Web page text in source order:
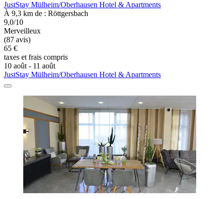
JustStay Mülheim/Oberhausen Hotel & Apartments
À 9,3 km de : Röttgersbach
9,0/10
Merveilleux
(87 avis)
65 €
taxes et frais compris
10 août - 11 août
JustStay Mülheim/Oberhausen Hotel & Apartments